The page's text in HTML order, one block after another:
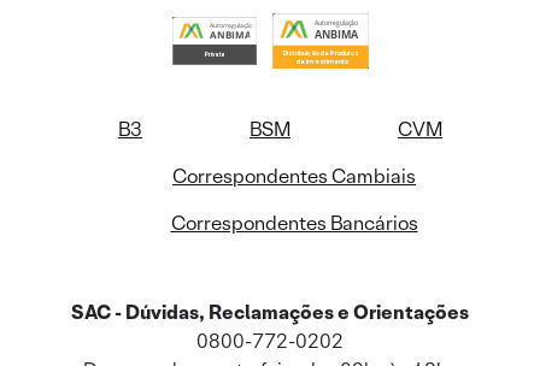
B3 BSM
CVM
Correspondentes Cambiais
Correspondentes Bancários
SAC - Dúvidas, Reclamações e Orientações
0800-772-0202